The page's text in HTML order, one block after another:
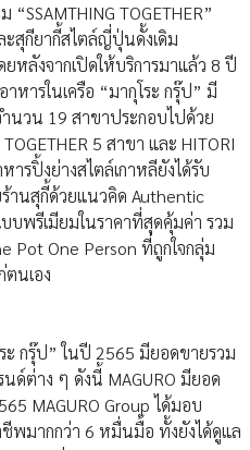
“SSAMTHING TOGETHER”
ะสุกียากี้สไตล์ญี่ปุ่นดั้งเดิม
ยหลังจากเปิดให้บริการมาแล้ว 8 ปี
ารในเครือ “มากุโระ กรุ๊ป” มี
นวน 19 สาขาประกอบไปด้วย
5 สาขา และ HITORI
ารปิ้งย่างสไตล์เกาหลียังได้รับ
านสุกี้ด้วยแนวคิด Authentic
บพรีเมียมในราคาที่สุดคุ้มค่า รวม
Pot One Person ที่ถูกใจกลุ่ม
นเอง
ะ กรุ๊ป” ในปี 2565 มียอดขายรวม
ต่าง ๆ ดังนี้ MAGURO มียอด
MAGURO Group ได้มอบ
พมากกว่า 6 หมื่นมื้อ ทั้งยังได้ดูแล